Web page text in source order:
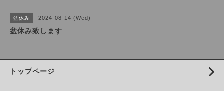
盆休み 2024-08-14 (Wed)
盆休み致します
トップページ